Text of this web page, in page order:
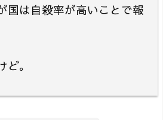
国は自殺率が高いことで報
。